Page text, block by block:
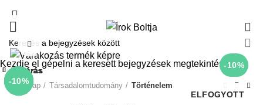
-10%
ELFOGYOTT
Click to enlarge
Kezdőlap Társadalomtudomány Történelem
-10%
Bezárás
-10%
Bezárás
-10%
Bezárás
-10%
Bezárás
-10%
Bezárás
-10%
Bezárás
-10%
Bezárás
-10%
Bezárás
Kezdje el gépelni a keresett bejegyzések megtekintéséhez.